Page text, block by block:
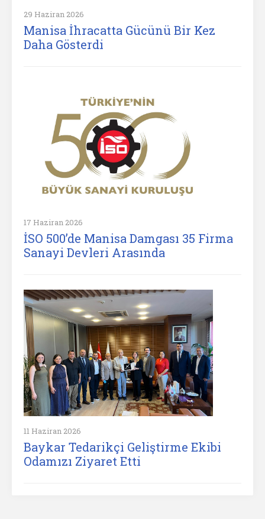
29 Haziran 2026
Manisa İhracatta Gücünü Bir Kez
Daha Gösterdi
17 Haziran 2026
İSO 500’de Manisa Damgası 35 Firma
Sanayi Devleri Arasında
11 Haziran 2026
Baykar Tedarikçi Geliştirme Ekibi
Odamızı Ziyaret Etti